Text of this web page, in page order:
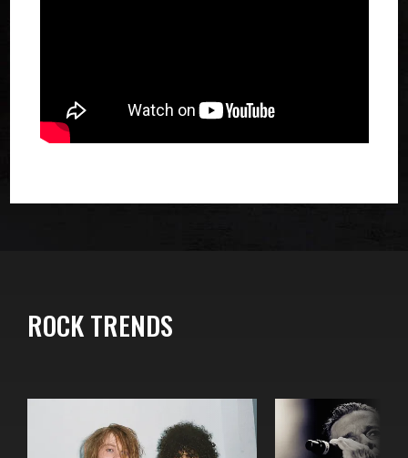
ROCK TRENDS